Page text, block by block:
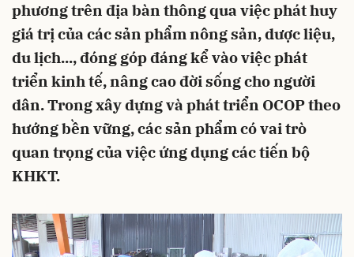
phương trên địa bàn thông qua việc phát huy
giá trị của các sản phẩm nông sản, dược liệu,
du lịch..., đóng góp đáng kể vào việc phát
triển kinh tế, nâng cao đời sống cho người
dân. Trong xây dựng và phát triển OCOP theo
hướng bền vững, các sản phẩm có vai trò
quan trọng của việc ứng dụng các tiến bộ
KHKT.